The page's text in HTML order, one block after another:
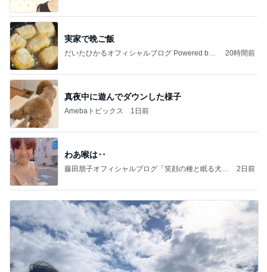
実家で晩ご飯
だいたひかるオフィシャルブログ Powered by
20時間前
真夜中に遊んでダウンした様子
Amebaトピックス 1日前
わあ喉は‥
藤田朋子オフィシャルブログ「笑顔の種と眠る犬」
2日前